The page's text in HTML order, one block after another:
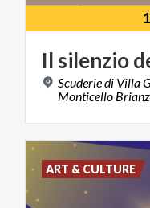
Il silenzio
Scuderie di Villa
Monticello
ART & CULTURE